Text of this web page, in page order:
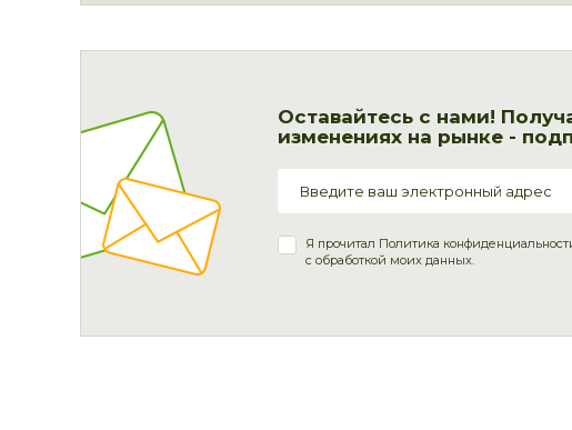
Оставайтесь с нами!
изменениях на рынке -
Я прочитал Политика
с обработкой моих данных.